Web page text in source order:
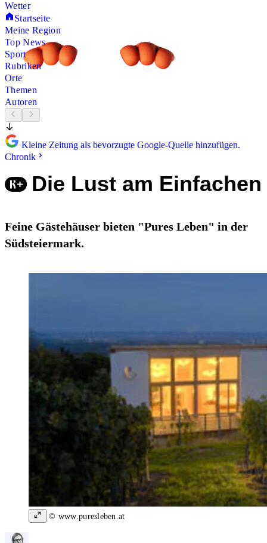
Wetter
Startseite
Meine Region
Top News
Sport
Rubriken
Orte
Themen
Autoren
Kleine Zeitung als bevorzugte Google-Quelle hinzufügen.
Chronik
Die Lust am Einfachen
Feine Gästehäuser bieten "Pures Leben" in der
Südsteiermark.
© www.puresleben.at